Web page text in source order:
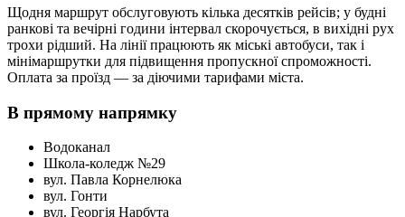
Щодня маршрут обслуговують кілька десятків рейсів; у будні
ранкові та вечірні години інтервал скорочується, в вихідні рух
трохи рідший. На лінії працюють як міські автобуси, так і
мінімаршрутки для підвищення пропускної спроможності.
Оплата за проїзд — за діючими тарифами міста.
В прямому напрямку
Водоканал
Школа-коледж №29
вул. Павла Корнелюка
вул. Гонти
вул. Георгія Нарбута